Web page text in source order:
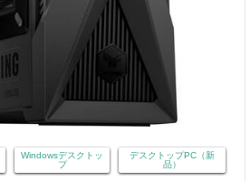
Windowsデスクトッ
プ
デスクトップPC（新
品）